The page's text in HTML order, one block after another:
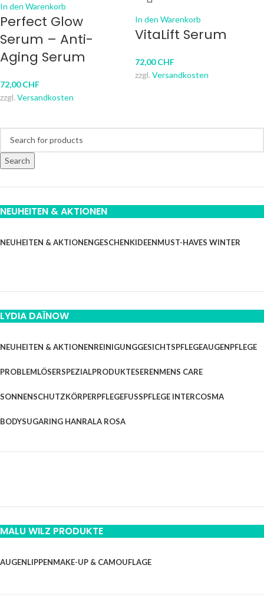
Search
NEUHEITEN & AKTIONEN
NEUHEITEN & AKTIONENGESCHENKIDEENMUST-HAVES WINTER
LYDIA DAÏNOW
NEUHEITEN & AKTIONENREINIGUNGGESICHTSPFLEGEAUGENPFLEGE
PROBLEMLÖSERSPEZIALPRODUKTESERENMENS CARE
SONNENSCHUTZKÖRPERPFLEGEFUSSPFLEGE INTERCOSMA
BODYSUGARING HANRALA ROSA
MALU WILZ PRODUKTE
AUGENLIPPENMAKE-UP & CAMOUFLAGE
In den Warenkorb
Perfect Glow
Serum – Anti-
Aging Serum
72,00CHF
zzgl. Versandkosten
In den Warenkorb
VitaLift Serum
72,00CHF
zzgl. Versandkosten